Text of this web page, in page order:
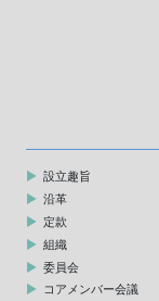
設立趣旨
沿革
定款
組織
委員会
コアメンバー会議